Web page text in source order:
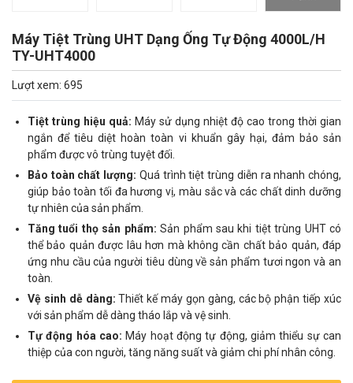
Máy Tiệt Trùng UHT Dạng Ống Tự Động 4000L/H
TY-UHT4000
Lượt xem: 695
Tiệt trùng hiệu quả: Máy sử dụng nhiệt độ cao trong thời gian
ngắn để tiêu diệt hoàn toàn vi khuẩn gây hại, đảm bảo sản
phẩm được vô trùng tuyệt đối.
Bảo toàn chất lượng: Quá trình tiệt trùng diễn ra nhanh chóng,
giúp bảo toàn tối đa hương vị, màu sắc và các chất dinh dưỡng
tự nhiên của sản phẩm.
Tăng tuổi thọ sản phẩm: Sản phẩm sau khi tiệt trùng UHT có
thể bảo quản được lâu hơn mà không cần chất bảo quản, đáp
ứng nhu cầu của người tiêu dùng về sản phẩm tươi ngon và an
toàn.
Vệ sinh dễ dàng: Thiết kế máy gọn gàng, các bộ phận tiếp xúc
với sản phẩm dễ dàng tháo lắp và vệ sinh.
Tự động hóa cao: Máy hoạt động tự động, giảm thiểu sự can
thiệp của con người, tăng năng suất và giảm chi phí nhân công.